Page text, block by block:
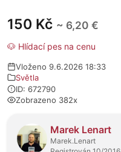
150 Kč ~ 6,20 €
🐶 Hlídací pes na cenu
Vloženo 9.6.2026 18:33
Světla
ID: 672790
Zobrazeno 382x
Marek Lenart
Marek.Lenart